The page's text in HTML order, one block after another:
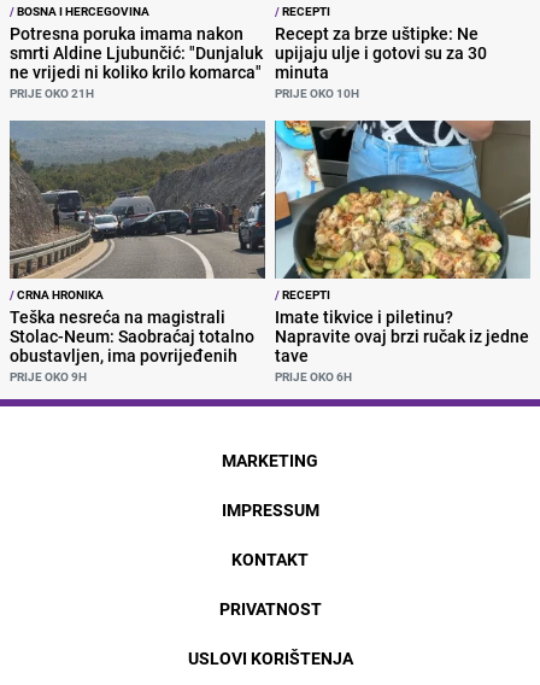
/BOSNA I HERCEGOVINA
Potresna poruka imama nakon
smrti Aldine Ljubunčić: "Dunjaluk
ne vrijedi ni koliko krilo komarca"
PRIJE OKO 21H
/RECEPTI
Recept za brze uštipke: Ne
upijaju ulje i gotovi su za 30
minuta
PRIJE OKO 10H
/CRNA HRONIKA
Teška nesreća na magistrali
Stolac-Neum: Saobraćaj totalno
obustavljen, ima povrijeđenih
PRIJE OKO 9H
/RECEPTI
Imate tikvice i piletinu?
Napravite ovaj brzi ručak iz jedne
tave
PRIJE OKO 6H
MARKETING
IMPRESSUM
KONTAKT
PRIVATNOST
USLOVI KORIŠTENJA